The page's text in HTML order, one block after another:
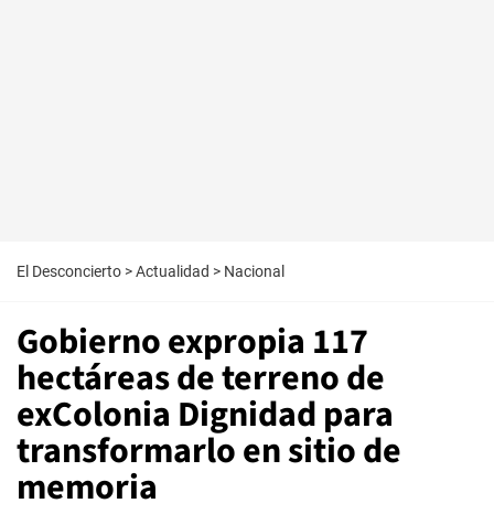
El Desconcierto >Actualidad > Nacional
Gobierno expropia 117
hectáreas de terreno de
exColonia Dignidad para
transformarlo en sitio de
memoria